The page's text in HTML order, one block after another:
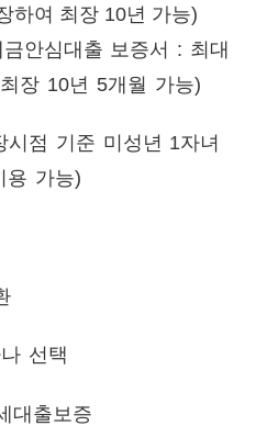
하여 최장 10년 가능)
안심대출 보증서 : 최대
장 10년 5개월 가능)
점 기준 미성년 1자녀
용 가능)
선택
대출보증